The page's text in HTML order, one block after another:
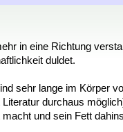
in eine Richtung
duldet.
sehr lange im Körper
durchaus
und sein Fett